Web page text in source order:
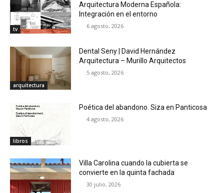
tv
Arquitectura Moderna Española:
Integración en el entorno
6 agosto, 2026
arquitectura
Dental Seny | David Hernández
Arquitectura – Murillo Arquitectos
5 agosto, 2026
libros
Poética del abandono. Siza en Panticosa
4 agosto, 2026
Villa Carolina cuando la cubierta se
convierte en la quinta fachada
30 julio, 2026